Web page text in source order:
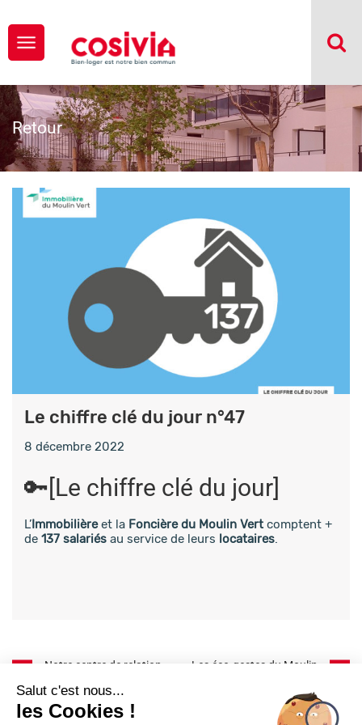
Retour
Le chiffre clé du jour n°47
8 décembre 2022
🔑[Le chiffre clé du jour]
L’Immobilièreet la Foncière du Moulin Vert comptent +
de 137 salariés au service de leurs locataires.
Post
navigation
Notre centre de relation
client est opérationnel !
Les éco-gestes du Moulin
Salut c'est nous...
les Cookies !